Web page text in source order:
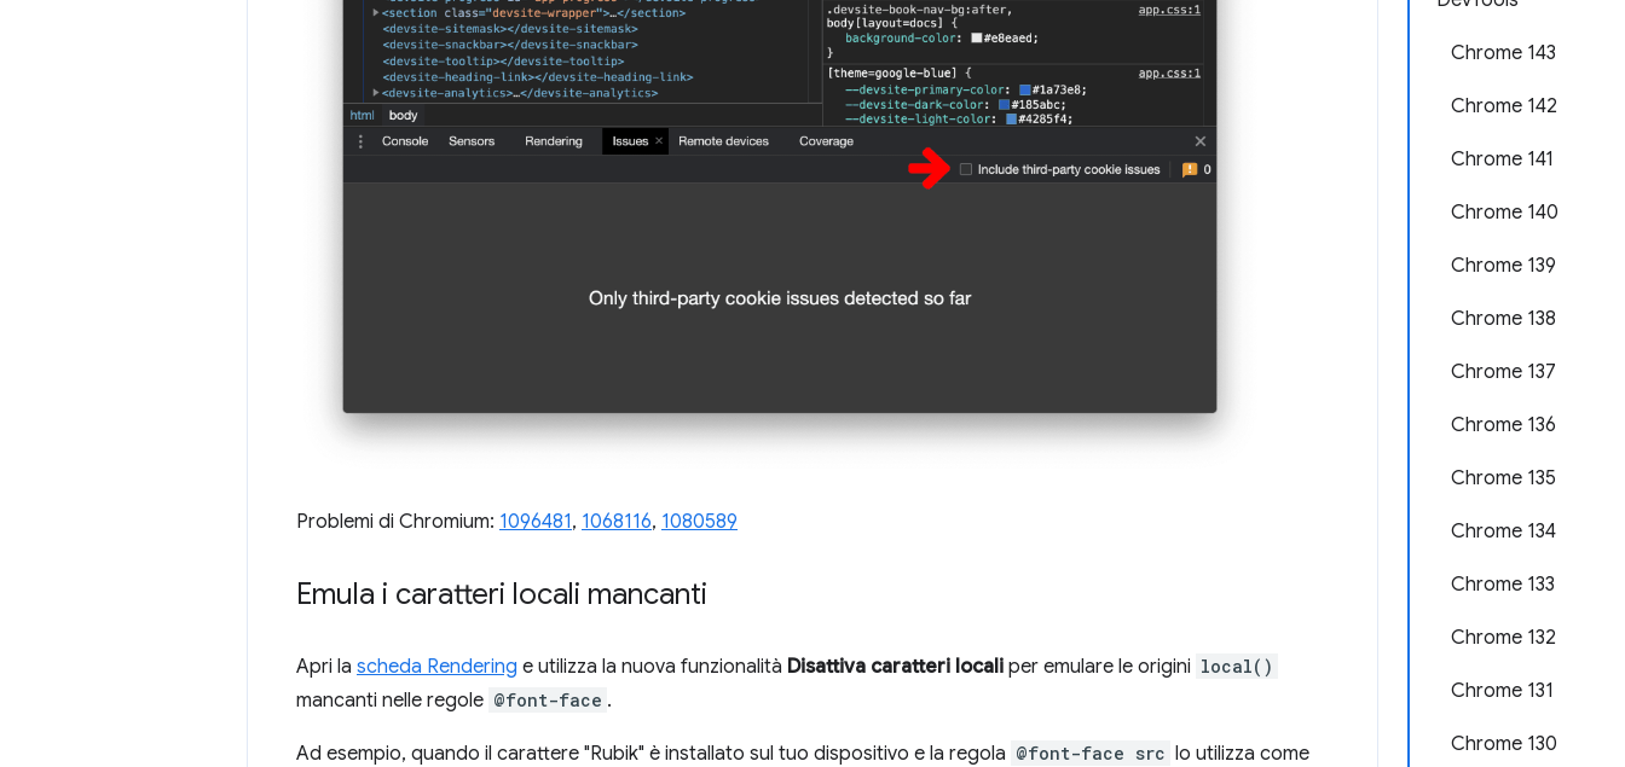
Chrome 143
Chrome 142
Chrome 141
Chrome 140
Chrome 139
Chrome 138
Chrome 137
Chrome 136
Chrome 135
Chrome 134
Chrome 133
Chrome 132
Chrome 131
Chrome 130
Problemi di Chromium: 1096481, 1068116, 1080589
Emula i caratteri locali mancanti
Apri la scheda Rendering e utilizza la nuova funzionalità Disattiva caratteri locali per emulare le origini local()
mancanti nelle regole @font-face .
Ad esempio, quando il carattere "Rubik" è installato sul tuo dispositivo e la regola @font-face src lo utilizza come